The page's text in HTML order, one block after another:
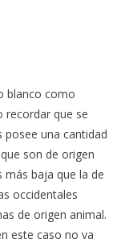
blanco como
recordar que se
una cantidad
son de origen
más baja que la de
occidentales
de origen animal.
este caso no va